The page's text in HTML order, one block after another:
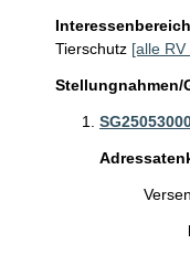
Tierschutz [alle RV
Stellungnahmen/